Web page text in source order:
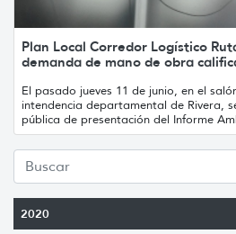
2020
Plan Local Corredor Logístico
demanda de mano de obra
El pasado jueves 11 de junio, en el
intendencia departamental de Rivera,
pública de presentación del Informe